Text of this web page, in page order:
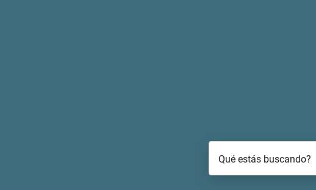
Qué estás buscando?